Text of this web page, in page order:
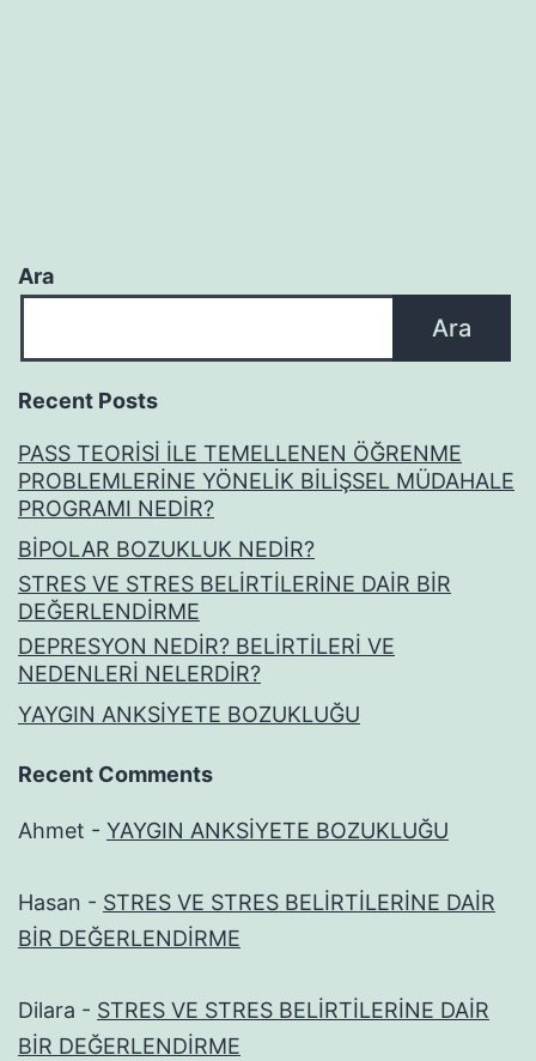
Ara
Ara
Recent Posts
PASS TEORİSİ İLE TEMELLENEN ÖĞRENME
PROBLEMLERİNE YÖNELİK BİLİŞSEL MÜDAHALE
PROGRAMI NEDİR?
BİPOLAR BOZUKLUK NEDİR?
STRES VE STRES BELİRTİLERİNE DAİR BİR
DEĞERLENDİRME
DEPRESYON NEDİR? BELİRTİLERİ VE
NEDENLERİ NELERDİR?
YAYGIN ANKSİYETE BOZUKLUĞU
Recent Comments
Ahmet - YAYGIN ANKSİYETE BOZUKLUĞU
Hasan - STRES VE STRES BELİRTİLERİNE DAİR
BİR DEĞERLENDİRME
Dilara - STRES VE STRES BELİRTİLERİNE DAİR
BİR DEĞERLENDİRME